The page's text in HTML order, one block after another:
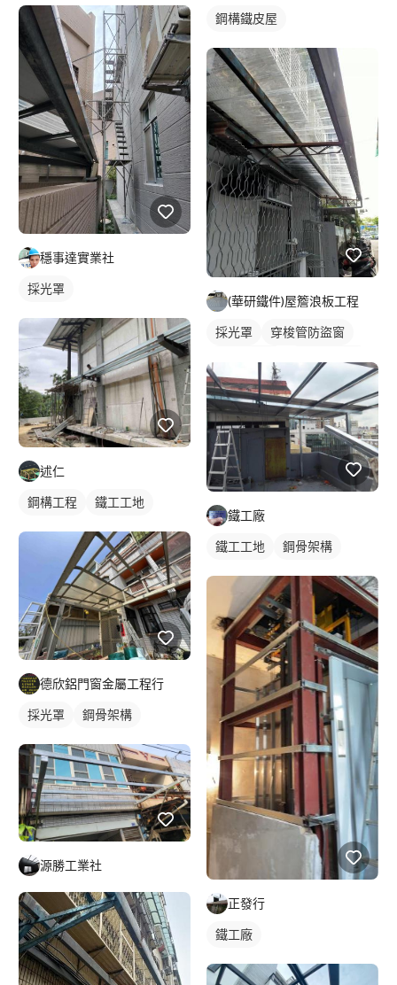
穩事達實業社
採光罩
述仁
鋼構工程 鐵工工地
德欣鋁門窗金屬工程行
採光罩 鋼骨架構
源勝工業社
鋼構鐵皮屋
(華研鐵件)屋簷浪板工程
採光罩
穿梭管防盜窗
鐵皮遮雨棚
鐵工廠
鐵工工地 鋼骨架構
正發行
鐵工廠